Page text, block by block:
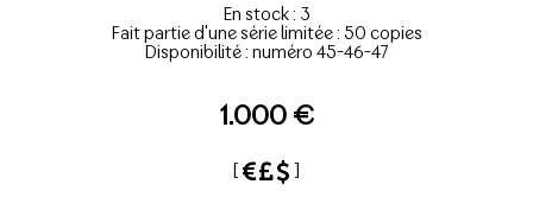
En stock : 3
Fait partie d'une série limitée : 50 copies
Disponibilité : numéro 45-46-47
1.000 €
[ ]